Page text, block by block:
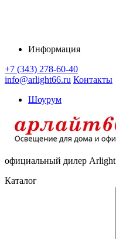
Информация
+7 (343) 278-60-40
info@arlight66.ru Контакты
Шоурум
официальный дилер Arlight
Каталог